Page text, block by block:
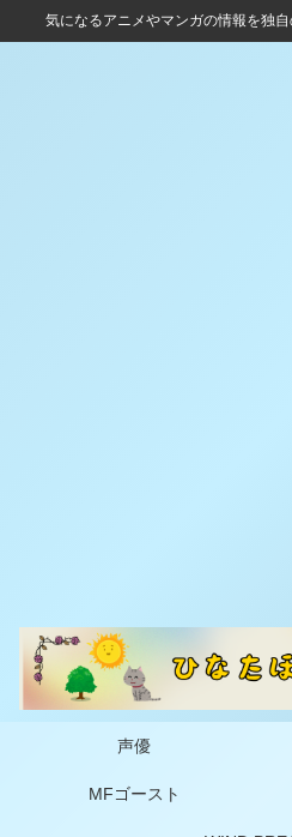
気になるアニメやマンガの情報を独
声優
MFゴースト